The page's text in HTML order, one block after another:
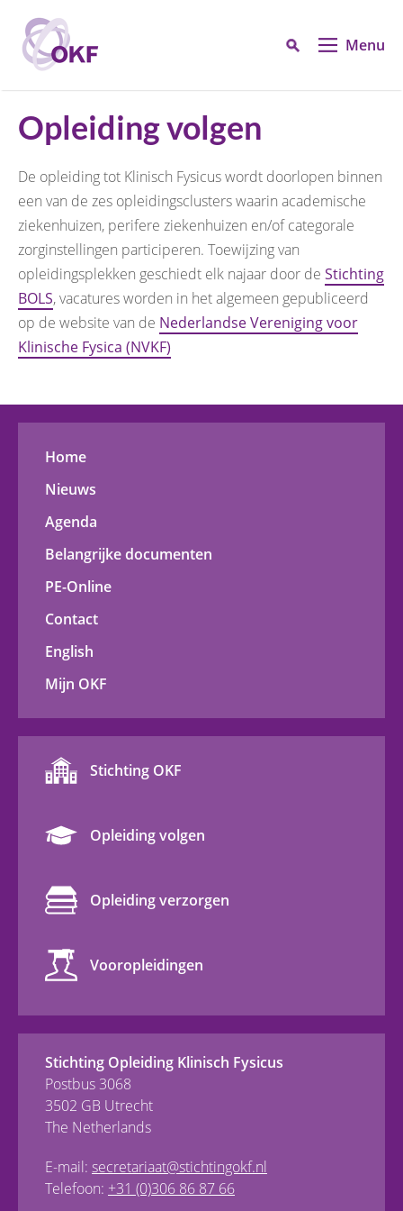
Menu
Opleiding volgen
De opleiding tot Klinisch Fysicus wordt doorlopen binnen
een van de zes opleidingsclusters waarin academische
ziekenhuizen, perifere ziekenhuizen en/of categorale
zorginstellingen participeren. Toewijzing van
opleidingsplekken geschiedt elk najaar door de Stichting
BOLS, vacatures worden in het algemeen gepubliceerd
op de website van de Nederlandse Vereniging voor
Klinische Fysica (NVKF)
Home
Nieuws
Agenda
Belangrijke documenten
PE-Online
Contact
English
Mijn OKF
Stichting OKF
Opleiding volgen
Opleiding verzorgen
Vooropleidingen
Stichting Opleiding Klinisch Fysicus
Postbus 3068
3502 GB Utrecht
The Netherlands
E-mail: secretariaat@stichtingokf.nl
Telefoon: +31 (0)306 86 87 66